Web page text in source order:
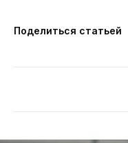
Поделиться статьей